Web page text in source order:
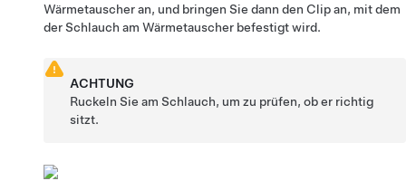
Wärmetauscher an, und bringen Sie dann den Clip an, mit dem
der Schlauch am Wärmetauscher befestigt wird.
ACHTUNG
Ruckeln Sie am Schlauch, um zu prüfen, ob er richtig
sitzt.